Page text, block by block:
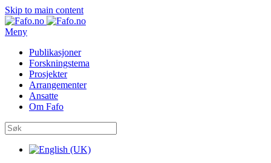
Skip to main content
Meny
Publikasjoner
Forskningstema
Prosjekter
Arrangementer
Ansatte
Om Fafo